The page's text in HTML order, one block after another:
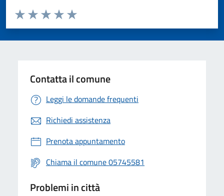
Valuta da 1 a 5 stelle la pagina
Valuta 5 stelle su 5
Valuta 4 stelle su 5
Valuta 3 stelle su 5
Valuta 2 stelle su 5
Valuta 1 stelle su 5
Contatta il comune
Leggi le domande frequenti
Richiedi assistenza
Prenota appuntamento
Chiama il comune 05745581
Problemi in città